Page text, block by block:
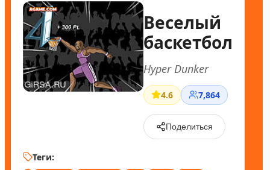
Веселый
баскетбол
Hyper Dunker
4.6 7,864
Поделиться
Теги: